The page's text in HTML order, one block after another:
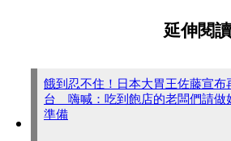
延伸閱讀
餓到忍不住！日本大胃王佐藤宣布
台 嗨喊：吃到飽店的老闆們請做
準備